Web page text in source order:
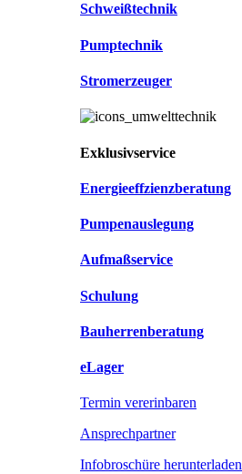
Schweißtechnik
Pumptechnik
Stromerzeuger
Exklusivservice
Energieeffzienzberatung
Pumpenauslegung
Aufmaßservice
Schulung
Bauherrenberatung
eLager
Termin vererinbaren
Ansprechpartner
Infobroschüre herunterladen